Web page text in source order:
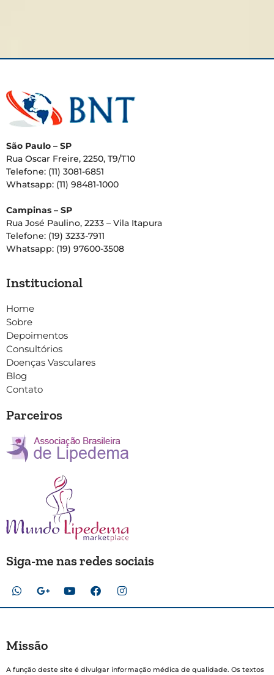
São Paulo – SP
Rua Oscar Freire, 2250, T9/T10
Telefone: (11) 3081-6851
Whatsapp: (11) 98481-1000
Campinas – SP
Rua José Paulino, 2233 – Vila Itapura
Telefone: (19) 3233-7911
Whatsapp: (19) 97600-3508
Institucional
Home
Sobre
Depoimentos
Consultórios
Doenças Vasculares
Blog
Contato
Parceiros
Siga-me nas redes sociais
Missão
A função deste site é divulgar informação médica de qualidade. Os textos